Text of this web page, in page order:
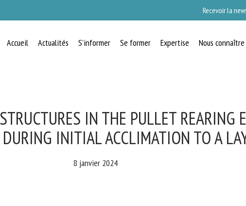
Recevoir la
Accueil Actualités S’informer Se former Expertise Nous connaître
IN THE PULLET REARING
INITIAL ACCLIMATION TO A
8 janvier 2024
BIEN-ÊTRE ANIMAL